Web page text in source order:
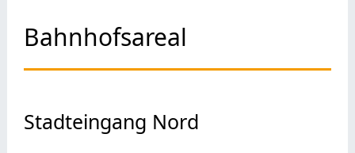
Bahnhofsareal
Stadteingang Nord